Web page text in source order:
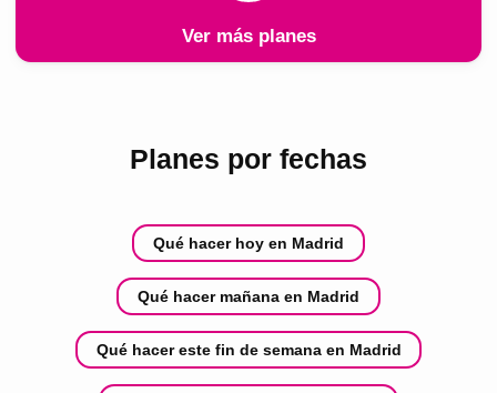
Ver más planes
Planes por fechas
Qué hacer hoy en Madrid
Qué hacer mañana en Madrid
Qué hacer este fin de semana en Madrid